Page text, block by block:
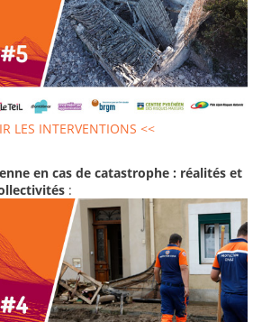
LES INTERVENTIONS <<
en cas de catastrophe : réalités et
: